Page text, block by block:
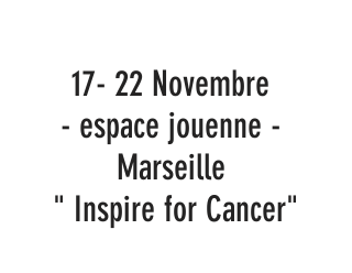
17- 22 Novembre
- espace jouenne -
Marseille
" Inspire for Cancer"